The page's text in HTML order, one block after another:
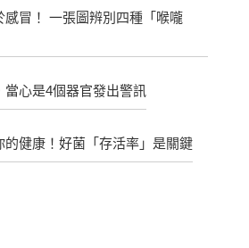
感冒！ 一張圖辨別四種「喉嚨
當心是4個器官發出警訊
的健康！好菌「存活率」是關鍵